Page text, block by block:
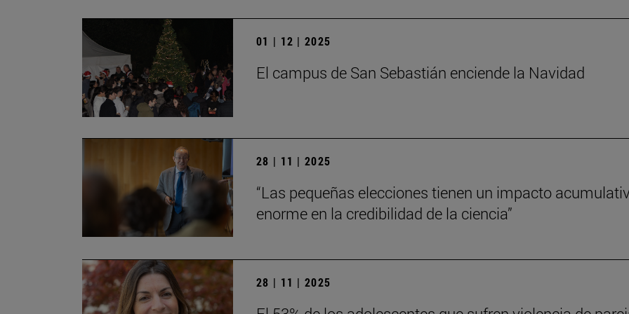
01 | 12 | 2025
El campus de San Sebastián enciende la Navidad
28 | 11 | 2025
“Las pequeñas elecciones tienen un impacto
enorme en la credibilidad de la ciencia”
28 | 11 | 2025